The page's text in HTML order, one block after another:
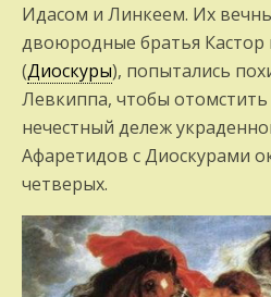
Идасом и Линкеем. Их
двоюродные братья Кастор
(Диоскуры), попытались
Левкиппа, чтобы
нечестный дележ
Афаретидов с Диоскурами
четверых.